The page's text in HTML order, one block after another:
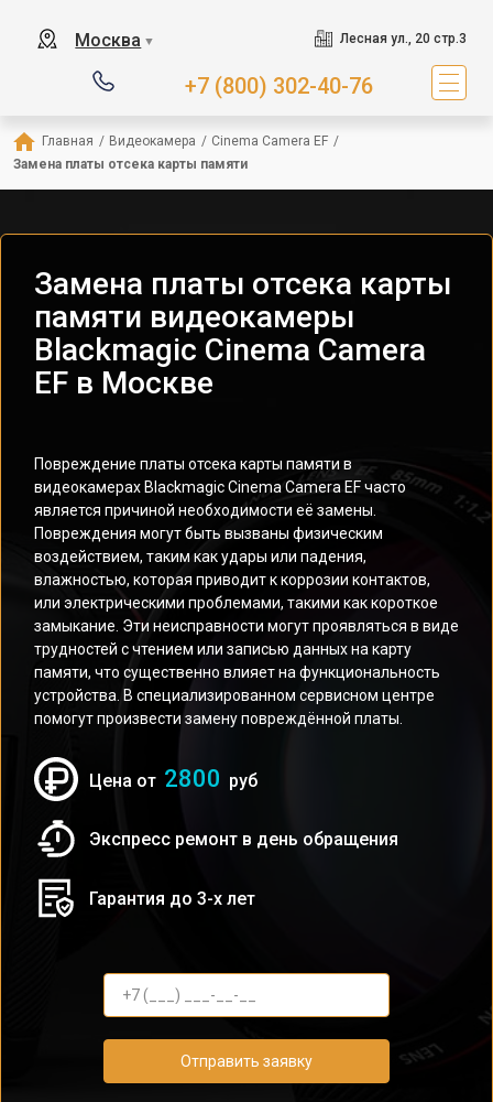
Москва ▼ Лесная ул., 20 стр.3
+7 (800) 302-40-76
Главная / Видеокамера / Cinema Camera EF /
Замена платы отсека карты памяти
Замена платы отсека карты
памяти видеокамеры
Blackmagic Cinema Camera
EF в Москве
Повреждение платы отсека карты памяти в
видеокамерах Blackmagic Cinema Camera EF часто
является причиной необходимости её замены.
Повреждения могут быть вызваны физическим
воздействием, таким как удары или падения,
влажностью, которая приводит к коррозии контактов,
или электрическими проблемами, такими как короткое
замыкание. Эти неисправности могут проявляться в виде
трудностей с чтением или записью данных на карту
памяти, что существенно влияет на функциональность
устройства. В специализированном сервисном центре
помогут произвести замену повреждённой платы.
Цена от 2800 руб
Экспресс ремонт в день обращения
Гарантия до 3-х лет
Отправить заявку